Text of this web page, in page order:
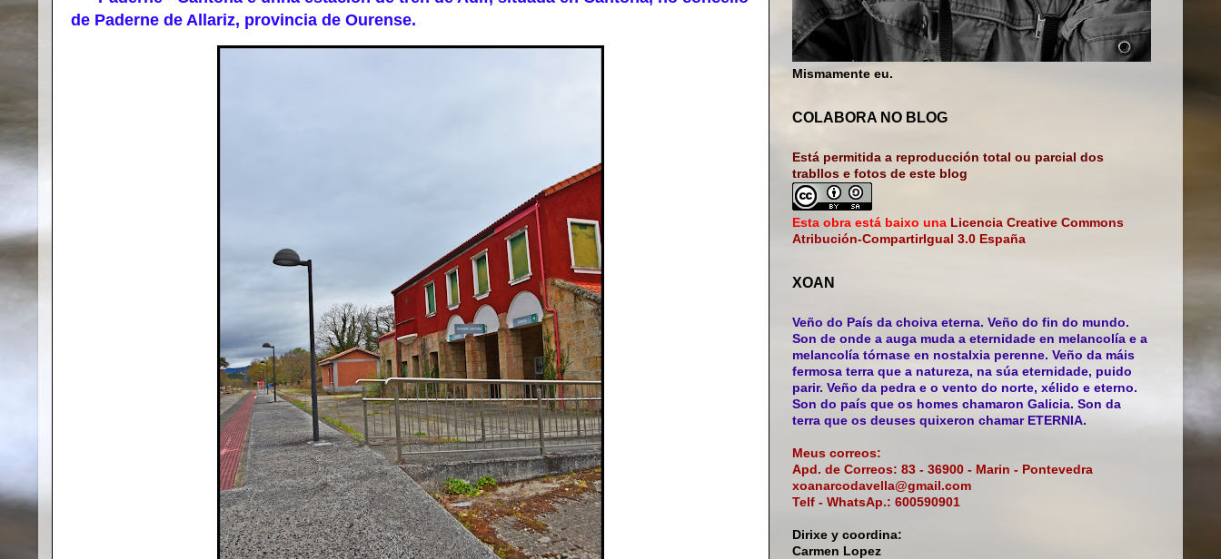
de Paderne de Allariz, provincia de Ourense.
Mismamente eu.
COLABORA NO BLOG
Está permitida a reproducción total ou parcial dos
trabllos e fotos de este blog
Esta obra está baixo una Licencia Creative Commons
Atribución-CompartirIgual 3.0 España
XOAN
Veño do País da choiva eterna. Veño do fin do mundo.
Son de onde a auga muda a eternidade en melancolía e a
melancolía tórnase en nostalxia perenne. Veño da máis
fermosa terra que a natureza, na súa eternidade, puido
parir. Veño da pedra e o vento do norte, xélido e eterno.
Son do país que os homes chamaron Galicia. Son da
terra que os deuses quixeron chamar ETERNIA.
Meus correos:
Apd. de Correos: 83 - 36900 - Marin - Pontevedra
xoanarcodavella@gmail.com
Telf - WhatsAp.: 600590901
Dirixe y coordina:
Carmen Lopez